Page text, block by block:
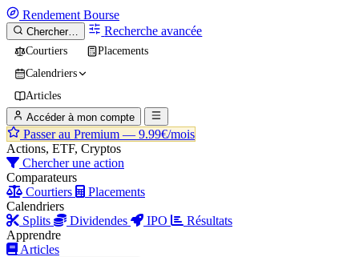
Rendement Bourse
Chercher… Recherche avancée
Courtiers
Placements
Calendriers
Articles
Accéder à mon compte
Passer au Premium — 9.99€/mois
Actions, ETF, Cryptos
Chercher une action
Comparateurs
Courtiers
Placements
Calendriers
Splits
Dividendes IPO
Résultats
Apprendre
Articles